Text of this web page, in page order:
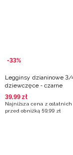
-33%
Legginsy dzianinowe 3/
dziewczęce - czarne
39,99 zł
Najniższa cena z
przed obniżką 59,99 zł